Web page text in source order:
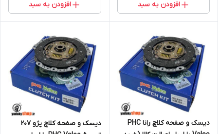
افزودن به سبد افزودن به سبد
دیسک و صفحه کلاچ رانا PHC
دیسک و صفحه کلاچ پژو 207